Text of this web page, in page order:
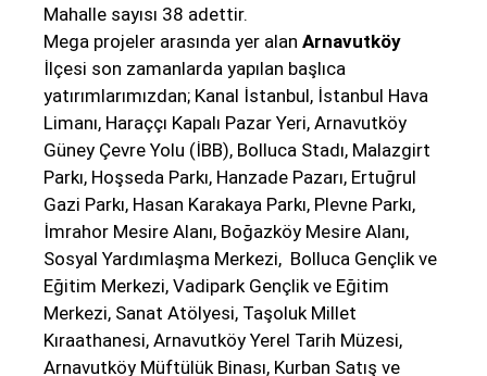
Mahalle sayısı 38 adettir.
Mega projeler arasında yer alan Arnavutköy
İlçesi son zamanlarda yapılan başlıca
yatırımlarımızdan; Kanal İstanbul, İstanbul Hava
Limanı, Haraççı Kapalı Pazar Yeri, Arnavutköy
Güney Çevre Yolu (İBB), Bolluca Stadı, Malazgirt
Parkı, Hoşseda Parkı, Hanzade Pazarı, Ertuğrul
Gazi Parkı, Hasan Karakaya Parkı, Plevne Parkı,
İmrahor Mesire Alanı, Boğazköy Mesire Alanı,
Sosyal Yardımlaşma Merkezi, Bolluca Gençlik ve
Eğitim Merkezi, Vadipark Gençlik ve Eğitim
Merkezi, Sanat Atölyesi, Taşoluk Millet
Kıraathanesi, Arnavutköy Yerel Tarih Müzesi,
Arnavutköy Müftülük Binası, Kurban Satış ve